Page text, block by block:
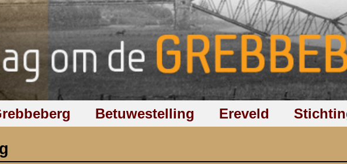
Betuwestelling Ereveld Stichting Discussiegroep Zoeken